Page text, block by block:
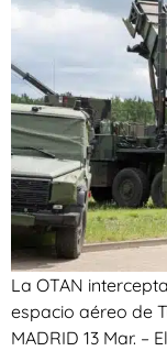
La OTAN
espacio aéreo de
MADRID 13 Mar. –